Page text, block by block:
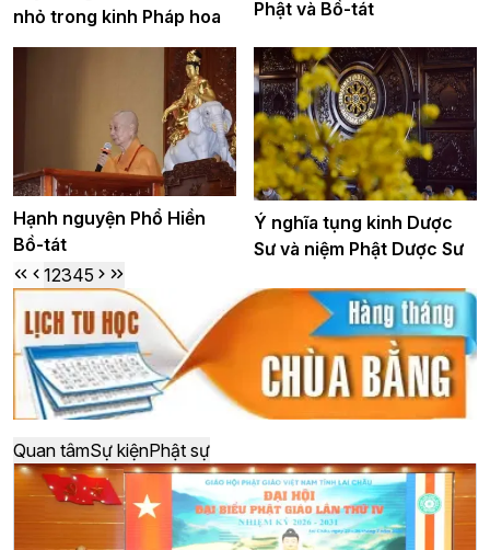
nhỏ trong kinh Pháp hoa
Phật và Bồ-tát
Hạnh nguyện Phổ Hiền
Bồ-tát
Ý nghĩa tụng kinh Dược
Sư và niệm Phật Dược Sư
12345
Quan tâmSự kiệnPhật sự